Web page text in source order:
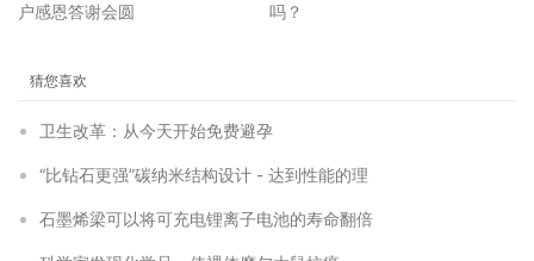
户感恩答谢会圆
吗？
猜您喜欢
卫生改革：从今天开始免费避孕
“比钻石更强”碳纳米结构设计 - 达到性能的理
石墨烯梁可以将可充电锂离子电池的寿命翻倍